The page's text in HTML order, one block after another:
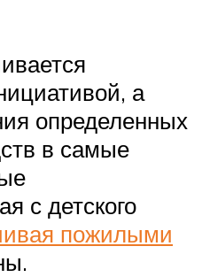
а
определенных
в самые
с детского
пожилыми